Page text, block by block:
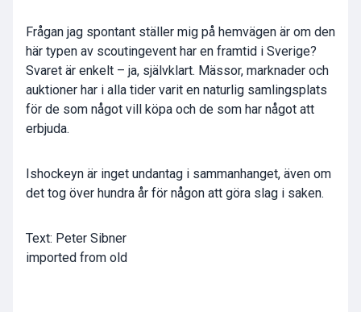
Frågan jag spontant ställer mig på hemvägen är om den
här typen av scoutingevent har en framtid i Sverige?
Svaret är enkelt – ja, självklart. Mässor, marknader och
auktioner har i alla tider varit en naturlig samlingsplats
för de som något vill köpa och de som har något att
erbjuda.
Ishockeyn är inget undantag i sammanhanget, även om
det tog över hundra år för någon att göra slag i saken.
Text: Peter Sibner
imported from old